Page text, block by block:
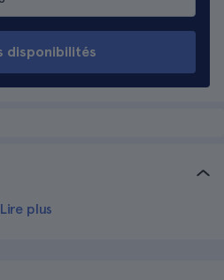
disponibilités
Lire plus